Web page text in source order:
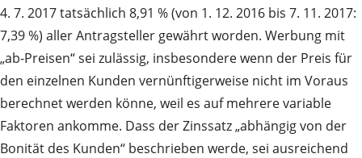
4. 7. 2017 tatsächlich 8,91 % (von 1. 12. 2016 bis 7. 11. 2017:
7,39 %) aller Antragsteller gewährt worden. Werbung mit
„ab-Preisen“ sei zulässig, insbesondere wenn der Preis für
den einzelnen Kunden vernünftigerweise nicht im Voraus
berechnet werden könne, weil es auf mehrere variable
Faktoren ankomme. Dass der Zinssatz „abhängig von der
Bonität des Kunden“ beschrieben werde, sei ausreichend